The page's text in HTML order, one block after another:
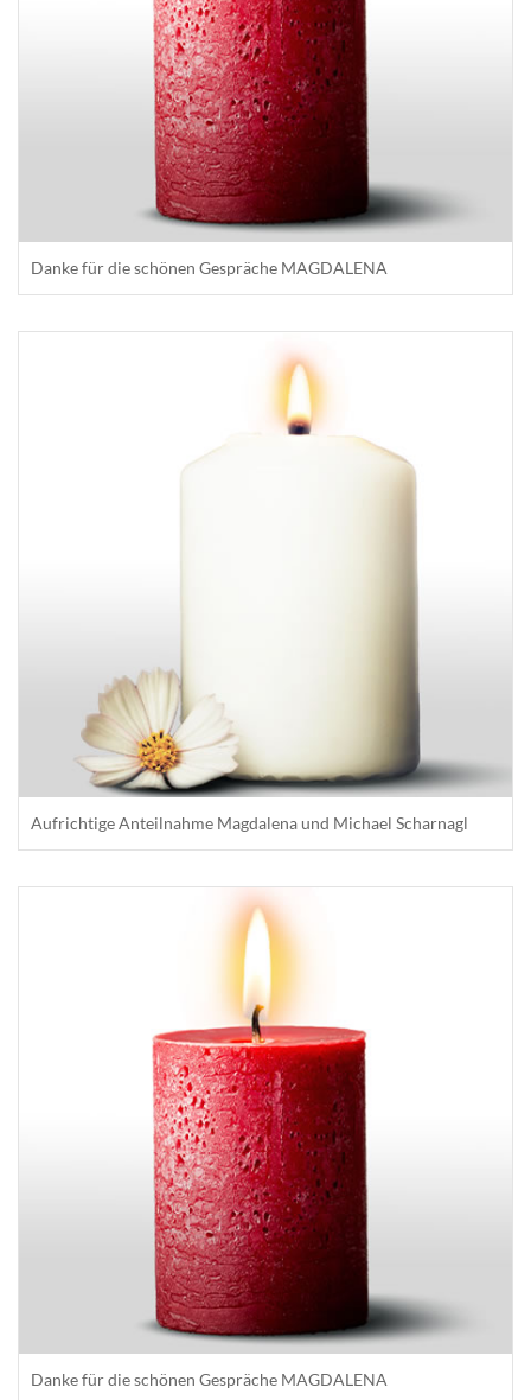
Danke für die schönen Gespräche MAGDALENA
Aufrichtige Anteilnahme Magdalena und Michael Scharnagl
Danke für die schönen Gespräche MAGDALENA